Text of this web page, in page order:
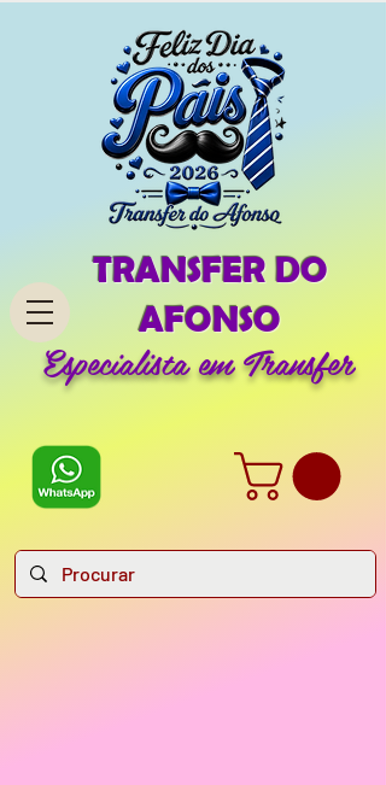
Especialista em Transfer
TRANSFER DO
AFONSO